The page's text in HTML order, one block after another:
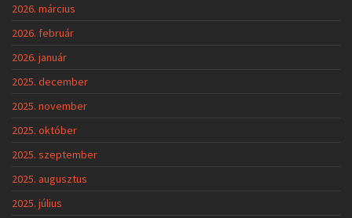
2026. március
2026. február
2026. január
2025. december
2025. november
2025. október
2025. szeptember
2025. augusztus
2025. július